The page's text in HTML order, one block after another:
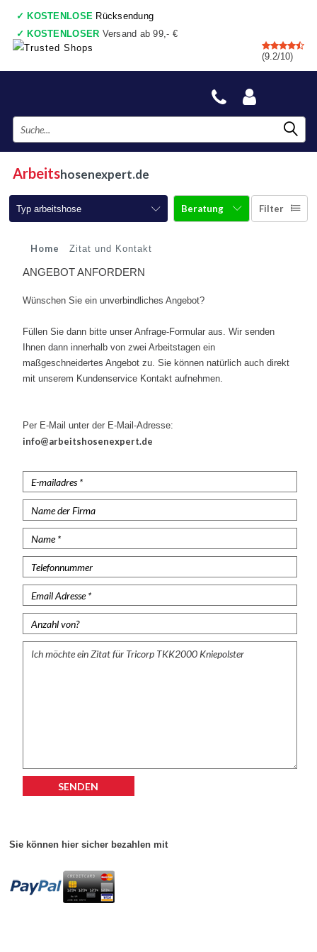
✓ KOSTENLOSE Rücksendung
✓ KOSTENLOSER Versand ab 99,- €
✓ 7 shops , Einkaufswagen
✓Vor 17:00 Uhr bestellt, heute gesendet ✓Danach zahlen
(9.2/10)
Arbeitshosenexpert.de
Typ arbeitshose
Arbeitshosen
Arbeitshosen mit Kniepolster
Arbeitshosen jeans
Kurze Arbeitshosen
Stretch Arbeitshosen
Malerhosen
Feuerhemmende Hosen
Thermohosen
Damen Arbeitshosen
Schnittschutzhose
Regenhosen
Unterhosen
Knieschützer
Zubehör
Filter
Beratung
Home Zitat und Kontakt
ANGEBOT ANFORDERN
Wünschen Sie ein unverbindliches Angebot?
Füllen Sie dann bitte unser Anfrage-Formular aus. Wir senden
Ihnen dann innerhalb von zwei Arbeitstagen ein
maßgeschneidertes Angebot zu. Sie können natürlich auch direkt
mit unserem Kundenservice Kontakt aufnehmen.
Per E-Mail unter der E-Mail-Adresse:
info@arbeitshosenexpert.de
Sie können hier sicher bezahlen mit